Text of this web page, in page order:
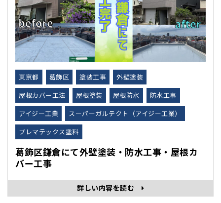
東京都 葛飾区 塗装工事
外壁塗装
屋根カバー工法
屋根塗装 屋根防水
防水工事
アイジー工業
スーパーガルテクト（アイジー工業）
プレマテックス塗料
葛飾区鎌倉にて外壁塗装・防水工事・屋根カ
バー工事
詳しい内容を読む